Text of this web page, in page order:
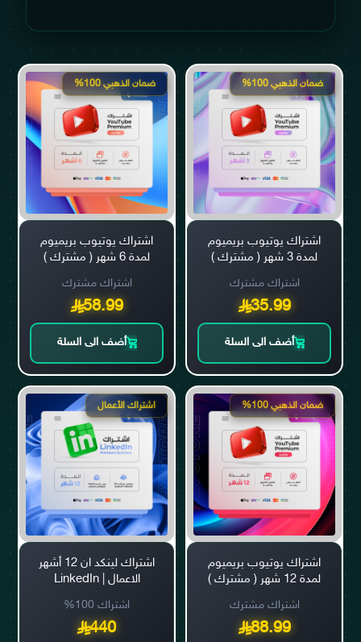
ضمان الذهبي 100%
اشتراك يوتيوب بريميوم
لمدة 3 شهر ( مشترك )
اشتراك مشترك
35.99
أضف الى السلة
ضمان الذهبي 100%
اشتراك يوتيوب بريميوم
لمدة 6 شهر ( مشترك )
اشتراك مشترك
58.99
أضف الى السلة
ضمان الذهبي 100%
اشتراك يوتيوب بريميوم
لمدة 12 شهر ( مشترك )
اشتراك مشترك
88.99
اشتراك الأعمال
اشتراك لينكد ان 12 أشهر
الاعمال | LinkedIn
اشتراك 100%
440